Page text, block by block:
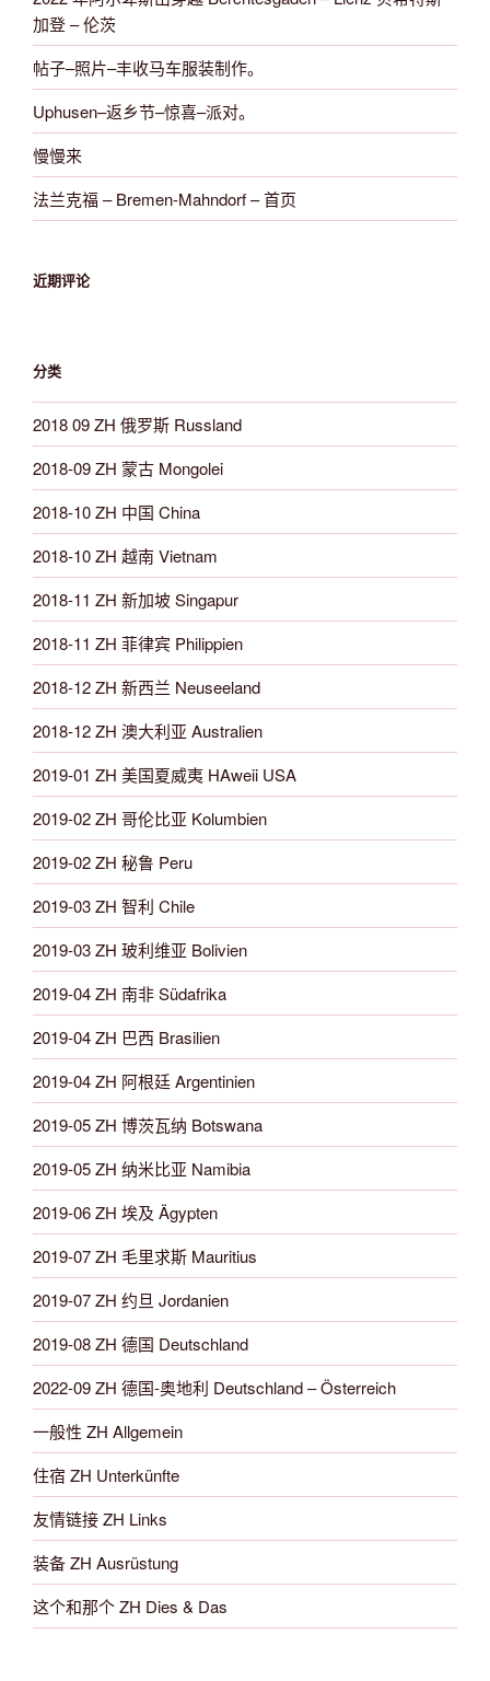
加登 – 伦茨
帖子–照片–丰收马车服装制作。
Uphusen–返乡节–惊喜–派对。
慢慢来
法兰克福 – Bremen-Mahndorf – 首页
近期评论
分类
2018 09 ZH 俄罗斯 Russland
2018-09 ZH 蒙古 Mongolei
2018-10 ZH 中国 China
2018-10 ZH 越南 Vietnam
2018-11 ZH 新加坡 Singapur
2018-11 ZH 菲律宾 Philippien
2018-12 ZH 新西兰 Neuseeland
2018-12 ZH 澳大利亚 Australien
2019-01 ZH 美国夏威夷 HAweii USA
2019-02 ZH 哥伦比亚 Kolumbien
2019-02 ZH 秘鲁 Peru
2019-03 ZH 智利 Chile
2019-03 ZH 玻利维亚 Bolivien
2019-04 ZH 南非 Südafrika
2019-04 ZH 巴西 Brasilien
2019-04 ZH 阿根廷 Argentinien
2019-05 ZH 博茨瓦纳 Botswana
2019-05 ZH 纳米比亚 Namibia
2019-06 ZH 埃及 Ägypten
2019-07 ZH 毛里求斯 Mauritius
2019-07 ZH 约旦 Jordanien
2019-08 ZH 德国 Deutschland
2022-09 ZH 德国-奥地利 Deutschland – Österreich
一般性 ZH Allgemein
住宿 ZH Unterkünfte
友情链接 ZH Links
装备 ZH Ausrüstung
这个和那个 ZH Dies & Das